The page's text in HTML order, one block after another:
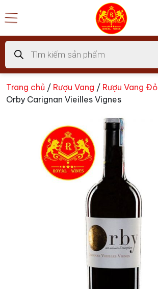
đến
dung
Tìm
kiếm
sản
phẩm
Trang chủ / Rượu Vang / Rượu Vang Đỏ
Orby Carignan Vieilles Vignes